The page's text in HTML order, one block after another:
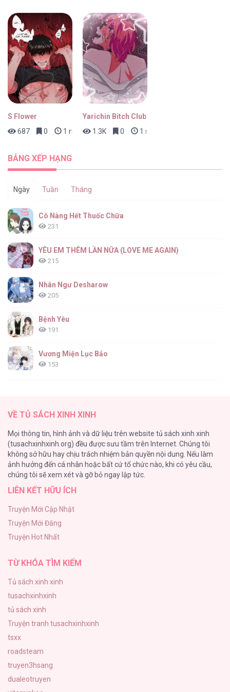
S Flower
687
0 1 ngày trước
Yarichin Bitch Club
1.3K
0 1 ngày trước
BẢNG XẾP HẠNG
Ngày Tuần Tháng
Cô Nàng Hết Thuốc Chữa
231
YÊU EM THÊM LẦN NỮA (LOVE ME AGAIN)
215
Nhân Ngư Desharow
205
Bệnh Yêu
191
Vương Miện Lục Bảo
153
132
ONESHOT CHỊCH
118
Kiếp Này Ta Sẽ Trở Thành Gia Chủ
Mùa Xuân Hoa Nở
103
VỀ TỦ SÁCH XINH XINH
Mọi thông tin, hình ảnh và dữ liệu trên website tủ sách xinh xinh
(tusachxinhxinh.org) đều được sưu tầm trên Internet. Chúng tôi
không sở hữu hay chịu trách nhiệm bản quyền nội dung. Nếu làm
ảnh hưởng đến cá nhân hoặc bất cứ tổ chức nào, khi có yêu cầu,
chúng tôi sẽ xem xét và gỡ bỏ ngay lập tức.
LIÊN KẾT HỮU ÍCH
Truyện Mới Cập Nhật
Truyện Mới Đăng
Truyện Hot Nhất
TỪ KHÓA TÌM KIẾM
Tủ sách xinh xinh
tusachxinhxinh
tủ sách xinh
Truyện tranh tusachxinhxinh
tsxx
roadsteam
truyen3hsang
dualeotruyen